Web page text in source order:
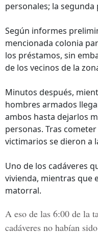
personales; la
Según informes
mencionada colonia
los préstamos, sin
de los vecinos de la
Minutos después,
hombres armados
ambos hasta dejarlos
personas. Tras
victimarios se dieron a
Uno de los cadáveres
vivienda, mientras que
matorral.
A eso de las 6:00 de la
cadáveres no habían